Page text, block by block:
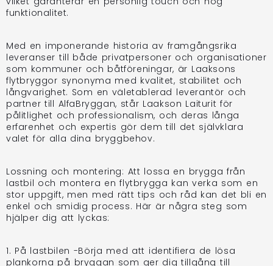
funktionalitet.
Med en imponerande historia av framgångsrika
leveranser till både privatpersoner och organisationer
som kommuner och båtföreningar, är Laaksons
flytbryggor synonyma med kvalitet, stabilitet och
långvarighet. Som en väletablerad leverantör och
partner till AlfaBryggan, står Laakson Laiturit för
pålitlighet och professionalism, och deras långa
erfarenhet och expertis gör dem till det självklara
valet för alla dina bryggbehov.
Lossning och montering: Att lossa en brygga från
lastbil och montera en flytbrygga kan verka som en
stor uppgift, men med rätt tips och råd kan det bli en
enkel och smidig process. Här är några steg som
hjälper dig att lyckas:
1. På lastbilen -Börja med att identifiera de lösa
plankorna på bryggan som ger dig tillgång till